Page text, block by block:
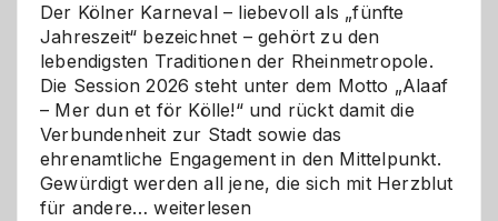
Der Kölner Karneval – liebevoll als „fünfte
Jahreszeit“ bezeichnet – gehört zu den
lebendigsten Traditionen der Rheinmetropole.
Die Session 2026 steht unter dem Motto „Alaaf
– Mer dun et för Kölle!“ und rückt damit die
Verbundenheit zur Stadt sowie das
ehrenamtliche Engagement in den Mittelpunkt.
Gewürdigt werden all jene, die sich mit Herzblut
für andere…Kölner
weiterlesen